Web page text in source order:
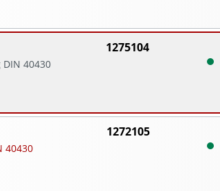
40430
1275104
40430
1272105